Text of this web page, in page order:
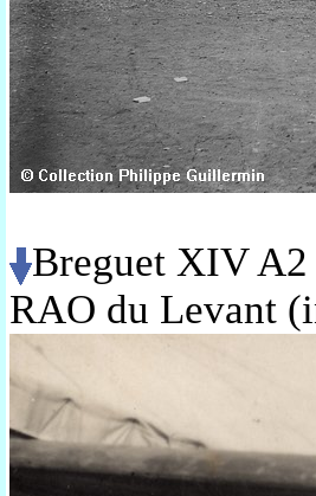
Breguet XIV A2
RAO du Levant